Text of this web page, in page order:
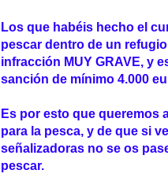
Los que habéis hecho el
pescar dentro de un
infracción MUY GRAVE, y
sanción de mínimo 4.000
Es por esto que queremos
para la pesca, y de que si
señalizadoras no se os
pescar.